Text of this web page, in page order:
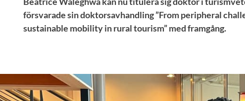
försvarade sin doktorsavhandling ”From peripheral
sustainable mobility in rural tourism” med framgång.